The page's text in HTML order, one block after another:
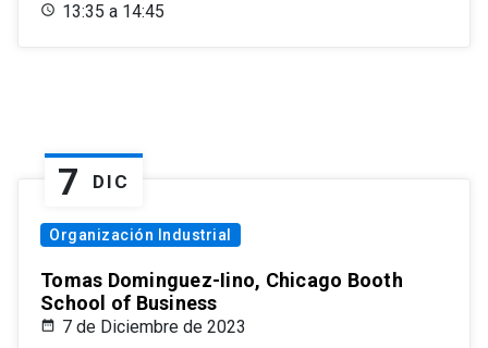
13:35 a 14:45
7 DIC
Organización Industrial
Tomas Dominguez-Iino, Chicago Booth
School of Business
7 de Diciembre de 2023